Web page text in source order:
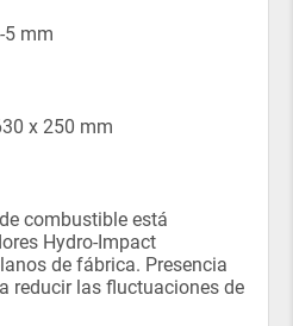
5 mm
x 250 mm
combustible está
Hydro-Impact
de fábrica. Presencia
reducir las fluctuaciones de